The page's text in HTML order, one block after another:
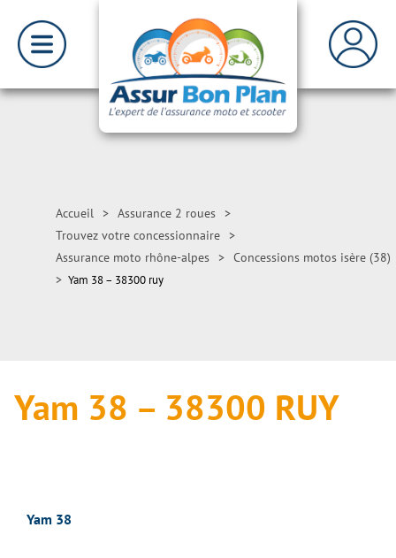
Accueil > Assurance 2 roues >
Trouvez votre concessionnaire >
Assurance moto rhône-alpes > Concessions motos isère (38)
> Yam 38 – 38300 ruy
Yam 38 – 38300 RUY
Yam 38